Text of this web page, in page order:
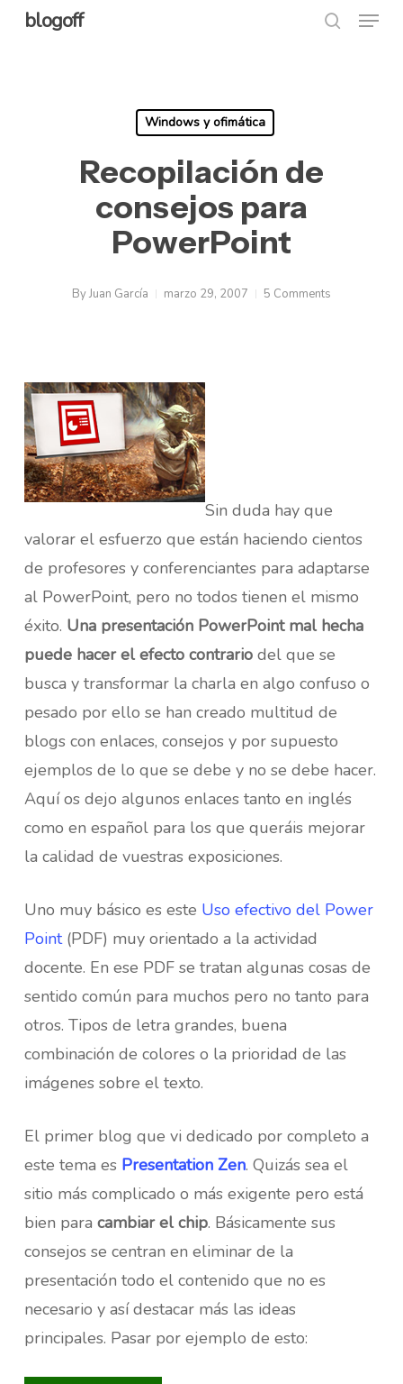
Skipblogoff Menu
Windows y ofimática
Recopilación de
consejos para
PowerPoint
ByJuan García marzo 29, 2007 5 Comments
Sin duda hay que
valorar el esfuerzo que están haciendo cientos
de profesores y conferenciantes para adaptarse
al PowerPoint, pero no todos tienen el mismo
éxito. Una presentación PowerPoint mal hecha
puede hacer el efecto contrariodel que se
busca y transformar la charla en algo confuso o
pesado por ello se han creado multitud de
blogs con enlaces, consejos y por supuesto
ejemplos de lo que se debe y no se debe hacer.
Aquí os dejo algunos enlaces tanto en inglés
como en español para los que queráis mejorar
la calidad de vuestras exposiciones.
Uno muy básico es este Uso efectivo del Power
Point(PDF) muy orientado a la actividad
docente. En ese PDF se tratan algunas cosas de
sentido común para muchos pero no tanto para
otros. Tipos de letra grandes, buena
combinación de colores o la prioridad de las
imágenes sobre el texto.
El primer blog que vi dedicado por completo a
este tema es Presentation Zen. Quizás sea el
sitio más complicado o más exigente pero está
bien para cambiar el chip. Básicamente sus
consejos se centran en eliminar de la
presentación todo el contenido que no es
necesario y así destacar más las ideas
principales. Pasar por ejemplo de esto: